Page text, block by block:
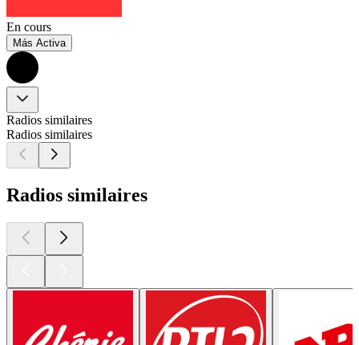
En cours
Más Activa
Radios similaires
Radios similaires
Radios similaires